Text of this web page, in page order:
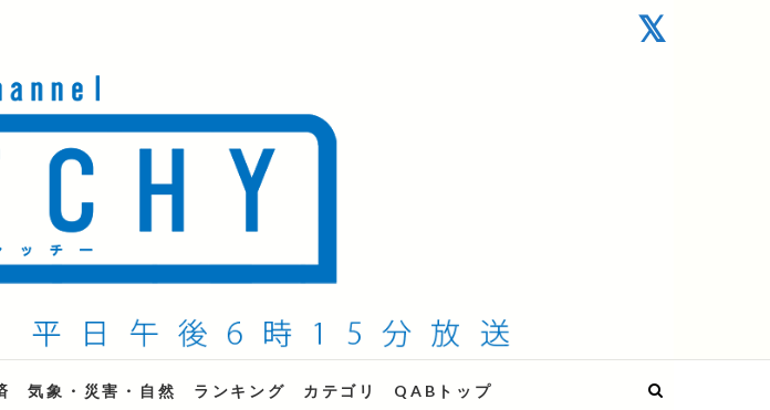
気象・災害・自然 ランキング カテゴリ QABトップ